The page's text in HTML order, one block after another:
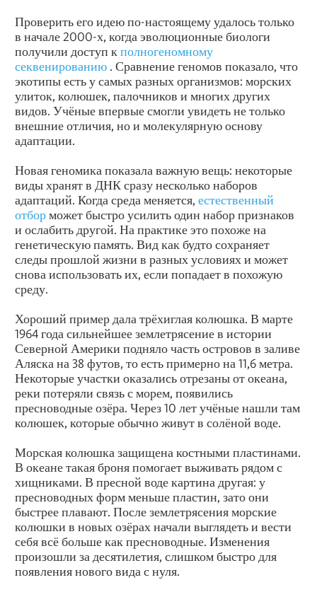
Проверить его идею по-настоящему удалось только
в начале 2000-х, когда эволюционные биологи
получили доступ кполногеномному
секвенированию . Сравнение геномов показало, что
экотипы есть у самых разных организмов: морских
улиток, колюшек, палочников и многих других
видов. Учёные впервые смогли увидеть не только
внешние отличия, но и молекулярную основу
адаптации.
Новая геномика показала важную вещь: некоторые
виды хранят в ДНК сразу несколько наборов
адаптаций. Когда среда меняется, естественный
отборможет быстро усилить один набор признаков
и ослабить другой. На практике это похоже на
генетическую память. Вид как будто сохраняет
следы прошлой жизни в разных условиях и может
снова использовать их, если попадает в похожую
среду.
Хороший пример дала трёхиглая колюшка. В марте
1964 года сильнейшее землетрясение в истории
Северной Америки подняло часть островов в заливе
Аляска на 38 футов, то есть примерно на 11,6 метра.
Некоторые участки оказались отрезаны от океана,
реки потеряли связь с морем, появились
пресноводные озёра. Через 10 лет учёные нашли там
колюшек, которые обычно живут в солёной воде.
Морская колюшка защищена костными пластинами.
В океане такая броня помогает выживать рядом с
хищниками. В пресной воде картина другая: у
пресноводных форм меньше пластин, зато они
быстрее плавают. После землетрясения морские
колюшки в новых озёрах начали выглядеть и вести
себя всё больше как пресноводные. Изменения
произошли за десятилетия, слишком быстро для
появления нового вида с нуля.